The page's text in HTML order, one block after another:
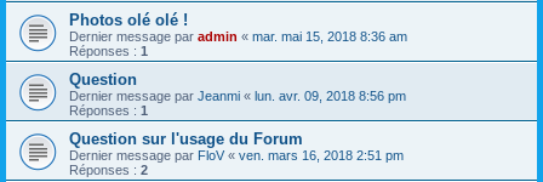
Photos olé olé !
Dernier message par admin « mar. mai 15, 2018 8:36 am
Réponses : 1
Question
Dernier message par Jeanmi « lun. avr. 09, 2018 8:56 pm
Réponses : 1
Question sur l'usage du Forum
Dernier message par FloV « ven. mars 16, 2018 2:51 pm
Réponses : 2